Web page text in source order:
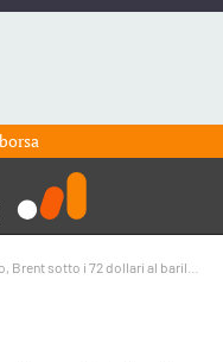
sotto i 72 dollari al barile ai minimi da febbraio